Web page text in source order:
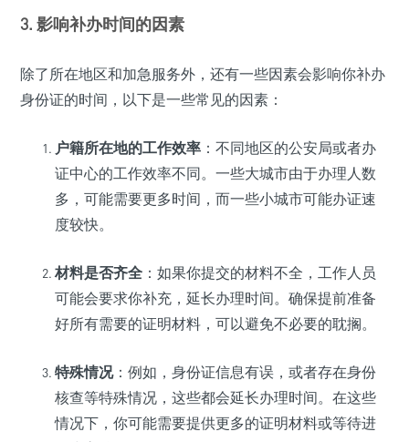
3. 影响补办时间的因素
除了所在地区和加急服务外，还有一些因素会影响你补办
身份证的时间，以下是一些常见的因素：
户籍所在地的工作效率 ：不同地区的公安局或者办
证中心的工作效率不同。一些大城市由于办理人数
多，可能需要更多时间，而一些小城市可能办证速
度较快。
材料是否齐全 ：如果你提交的材料不全，工作人员
可能会要求你补充，延长办理时间。确保提前准备
好所有需要的证明材料，可以避免不必要的耽搁。
特殊情况：例如，身份证信息有误，或者存在身份
核查等特殊情况，这些都会延长办理时间。在这些
情况下，你可能需要提供更多的证明材料或等待进